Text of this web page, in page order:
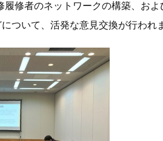
祝！「
履修者のネットワークの構築、お
ついて、活発な意見交換が行われ